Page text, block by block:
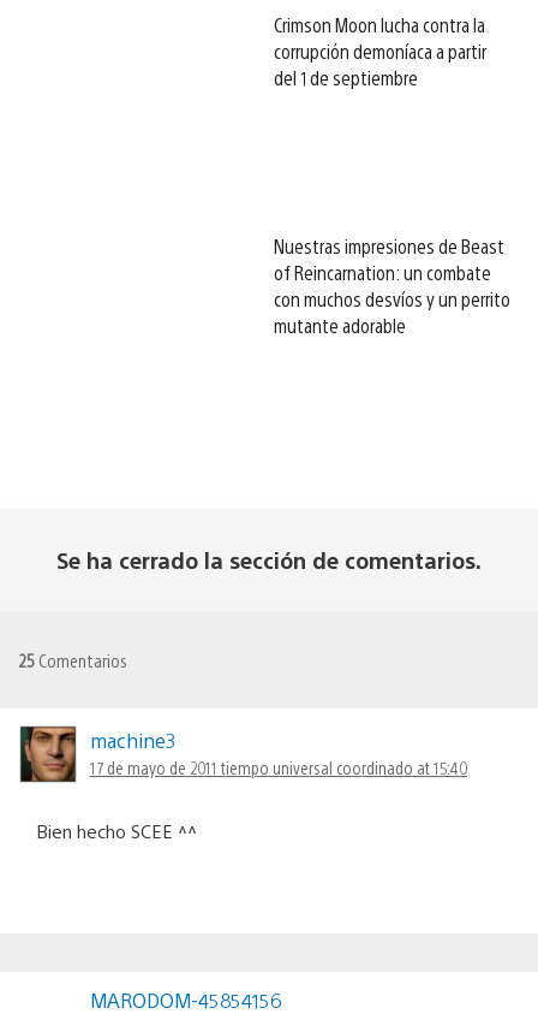
Crimson Moon lucha contra la
corrupción demoníaca a partir
del 1 de septiembre
Nuestras impresiones de Beast
of Reincarnation: un combate
con muchos desvíos y un perrito
mutante adorable
Se ha cerrado la sección de comentarios.
25 Comentarios
machine3
17 de mayo de 2011 tiempo universal coordinado at 15:40
Bien hecho SCEE ^^
MARODOM-45854156